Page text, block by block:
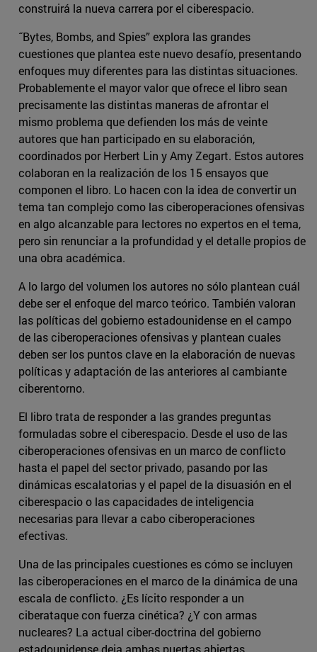
construirá la nueva carrera por el ciberespacio.
˝Bytes, Bombs, and Spies” explora las grandes
cuestiones que plantea este nuevo desafío, presentando
enfoques muy diferentes para las distintas situaciones.
Probablemente el mayor valor que ofrece el libro sean
precisamente las distintas maneras de afrontar el
mismo problema que defienden los más de veinte
autores que han participado en su elaboración,
coordinados por Herbert Lin y Amy Zegart. Estos autores
colaboran en la realización de los 15 ensayos que
componen el libro. Lo hacen con la idea de convertir un
tema tan complejo como las ciberoperaciones ofensivas
en algo alcanzable para lectores no expertos en el tema,
pero sin renunciar a la profundidad y el detalle propios de
una obra académica.
A lo largo del volumen los autores no sólo plantean cuál
debe ser el enfoque del marco teórico. También valoran
las políticas del gobierno estadounidense en el campo
de las ciberoperaciones ofensivas y plantean cuales
deben ser los puntos clave en la elaboración de nuevas
políticas y adaptación de las anteriores al cambiante
ciberentorno.
El libro trata de responder a las grandes preguntas
formuladas sobre el ciberespacio. Desde el uso de las
ciberoperaciones ofensivas en un marco de conflicto
hasta el papel del sector privado, pasando por las
dinámicas escalatorias y el papel de la disuasión en el
ciberespacio o las capacidades de inteligencia
necesarias para llevar a cabo ciberoperaciones
efectivas.
Una de las principales cuestiones es cómo se incluyen
las ciberoperaciones en el marco de la dinámica de una
escala de conflicto. ¿Es lícito responder a un
ciberataque con fuerza cinética? ¿Y con armas
nucleares? La actual ciber-doctrina del gobierno
estadounidense deja ambas puertas abiertas,